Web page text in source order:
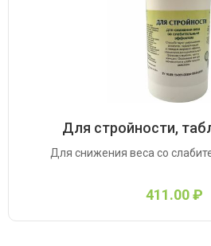
Для стройности,
Для снижения веса со
411.00 ₽